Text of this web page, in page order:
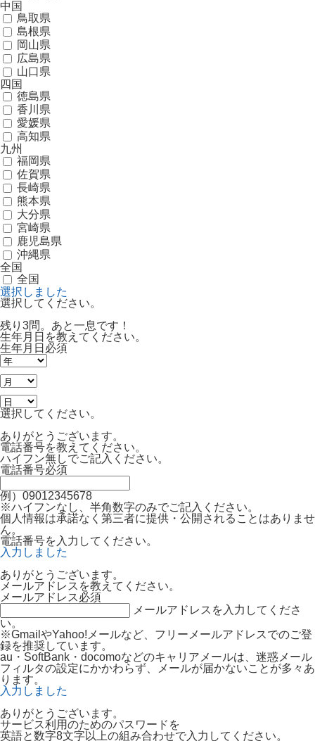
中国
鳥取県
島根県
岡山県
広島県
山口県
四国
徳島県
香川県
愛媛県
高知県
九州
福岡県
佐賀県
長崎県
熊本県
大分県
宮崎県
鹿児島県
沖縄県
全国
全国
選択しました
選択してください。
残り3問。あと一息です！
生年月日を教えてください。
生年月日 必須
選択してください。
ありがとうございます。
電話番号を教えてください。
ハイフン無しでご記入ください。
電話番号必須
例）09012345678
※ハイフンなし、半角数字のみでご記入ください。
個人情報は承諾なく第三者に提供・公開されることはありませ
ん。
電話番号を入力してください。
入力しました
ありがとうございます。
メールアドレスを教えてください。
メールアドレス必須
メールアドレスを入力してくださ
い。
※GmailやYahoo!メールなど、フリーメールアドレスでのご登
録を推奨しています。
au・SoftBank・docomoなどのキャリアメールは、迷惑メール
フィルタの設定にかかわらず、メールが届かないことが多々あ
ります。
入力しました
ありがとうございます。
サービス利用のためのパスワードを
英語と数字8文字以上の組み合わせで入力してください。